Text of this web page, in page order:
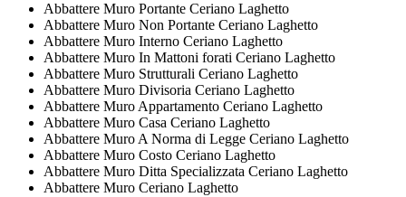
Abbattere Muro Portante Ceriano Laghetto
Abbattere Muro Non Portante Ceriano Laghetto
Abbattere Muro Interno Ceriano Laghetto
Abbattere Muro In Mattoni forati Ceriano Laghetto
Abbattere Muro Strutturali Ceriano Laghetto
Abbattere Muro Divisoria Ceriano Laghetto
Abbattere Muro Appartamento Ceriano Laghetto
Abbattere Muro Casa Ceriano Laghetto
Abbattere Muro A Norma di Legge Ceriano Laghetto
Abbattere Muro Costo Ceriano Laghetto
Abbattere Muro Ditta Specializzata Ceriano Laghetto
Abbattere Muro Ceriano Laghetto